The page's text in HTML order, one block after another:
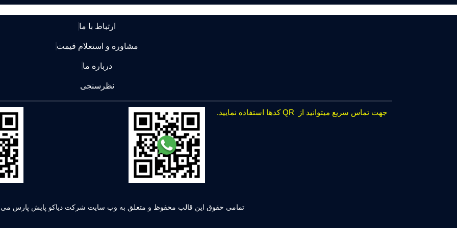
ارتباط با ما
مشاوره و استعلام قیمت
درباره ما
نظرسنجی
جهت تماس سریع میتوانید از QR کدها استفاده نمایید.
تمامی حقوق این قالب محفوظ و متعلق به وب سایت شرکت دیاکو پایش پارس می